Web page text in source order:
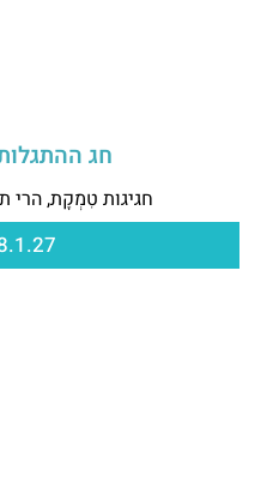
חג
חגיגות טִמְקָת, הרי